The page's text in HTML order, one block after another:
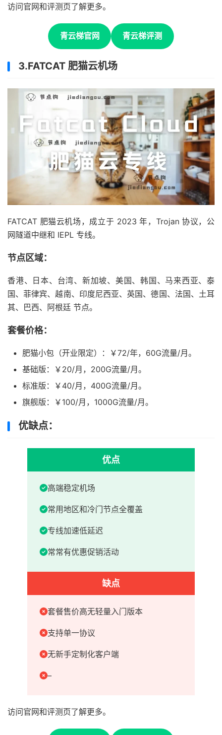
访问官网和评测页了解更多。
青云梯官网 青云梯评测
3.FATCAT 肥猫云机场
FATCAT 肥猫云机场，成立于 2023 年，Trojan 协议，公
网隧道中继和 IEPL 专线。
节点区域：
香港、日本、台湾、新加坡、美国、韩国、马来西亚、泰
国、菲律宾、越南、印度尼西亚、英国、德国、法国、土耳
其、巴西、阿根廷 节点。
套餐价格：
肥猫小包（开业限定）：￥72/年，60G流量/月。
基础版：￥20/月，200G流量/月。
标准版：￥40/月，400G流量/月。
旗舰版：￥100/月，1000G流量/月。
优缺点：
优点
高端稳定机场
常用地区和冷门节点全覆盖
专线加速低延迟
常常有优惠促销活动
缺点
套餐售价高无轻量入门版本
支持单一协议
无新手定制化客户端
–
访问官网和评测页了解更多。